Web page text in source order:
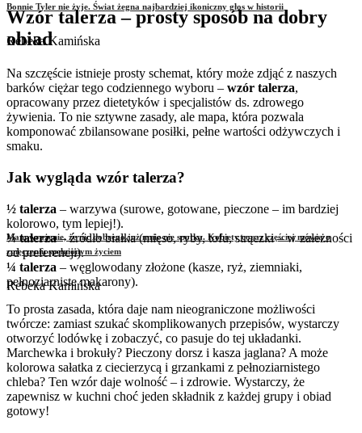
Bonnie Tyler nie żyje. Świat żegna najbardziej ikoniczny głos w historii
Rebeka Kamińska
Mam wrażenie, że nic dobrego już mnie nie spotka. Kobiety coraz częściej mówią o
zmęczeniu spełnionym życiem
Rebeka Kamińska
Wzór talerza – prosty sposób na dobry
obiad
Na szczęście istnieje prosty schemat, który może zdjąć z naszych
barków ciężar tego codziennego wyboru – wzór talerza,
opracowany przez dietetyków i specjalistów ds. zdrowego
żywienia. To nie sztywne zasady, ale mapa, która pozwala
komponować zbilansowane posiłki, pełne wartości odżywczych i
smaku.
Jak wygląda wzór talerza?
½ talerza – warzywa (surowe, gotowane, pieczone – im bardziej
kolorowo, tym lepiej!).
¼ talerza– źródło białka (mięso, ryby, tofu, strączki – w zależności
od preferencji).
¼ talerza – węglowodany złożone (kasze, ryż, ziemniaki,
pełnoziarniste makarony).
To prosta zasada, która daje nam nieograniczone możliwości
twórcze: zamiast szukać skomplikowanych przepisów, wystarczy
otworzyć lodówkę i zobaczyć, co pasuje do tej układanki.
Marchewka i brokuły? Pieczony dorsz i kasza jaglana? A może
kolorowa sałatka z ciecierzycą i grzankami z pełnoziarnistego
chleba? Ten wzór daje wolność – i zdrowie. Wystarczy, że
zapewnisz w kuchni choć jeden składnik z każdej grupy i obiad
gotowy!